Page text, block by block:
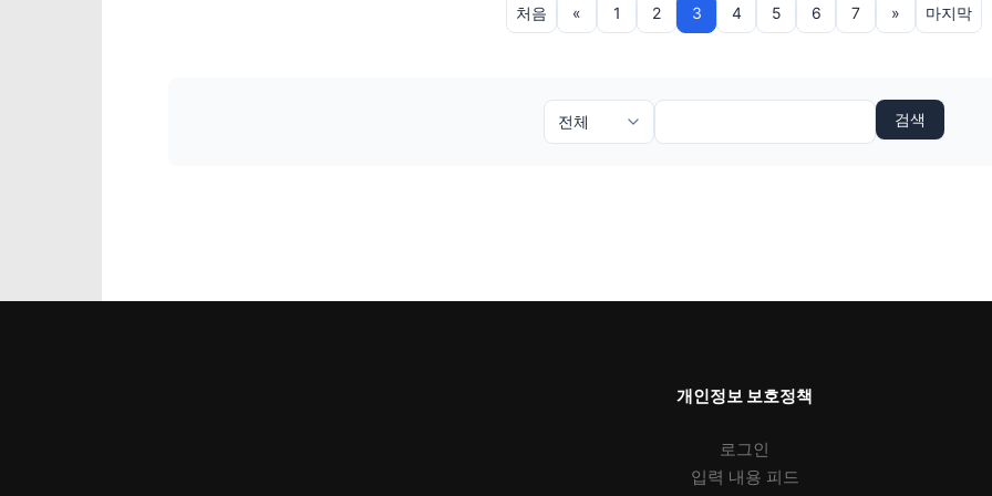
처음 « 1 2 3 4 5 6 7 » 마지막
검색
개인정보 보호정책
로그인
입력 내용 피드